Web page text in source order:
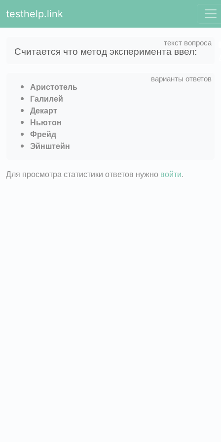
testhelp.link
Считается что метод эксперимента ввел:
Аристотель
Галилей
Декарт
Ньютон
Фрейд
Эйнштейн
Для просмотра статистики ответов нужно войти.